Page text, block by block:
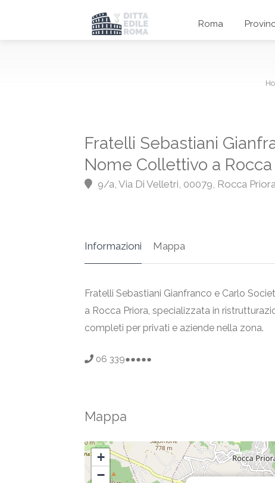
Roma
Fratelli Sebastiani
Nome Collettivo a Rocca
9/a, Via Di Velletri, 00079, Rocca
Informazioni Mappa
Fratelli Sebastiani Gianfranco e Carlo
a Rocca Priora, specializzata in
completi per privati e aziende nella zona.
06 339●●●●●
Mappa
+
−